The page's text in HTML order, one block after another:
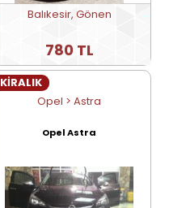
Balıkesir, Gönen
780 TL
KİRALIK
Opel > Astra
Opel Astra